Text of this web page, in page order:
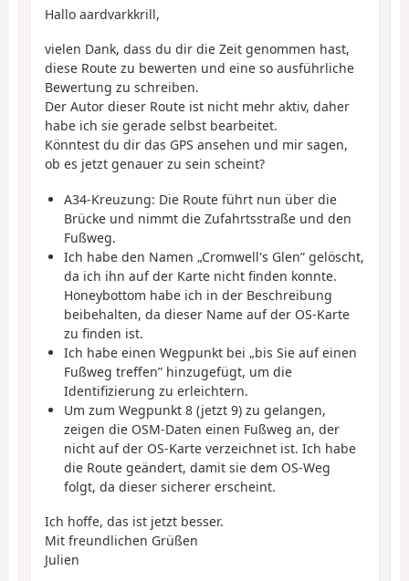
Hallo aardvarkkrill,
vielen Dank, dass du dir die Zeit genommen hast,
diese Route zu bewerten und eine so ausführliche
Bewertung zu schreiben.
Der Autor dieser Route ist nicht mehr aktiv, daher
habe ich sie gerade selbst bearbeitet.
Könntest du dir das GPS ansehen und mir sagen,
ob es jetzt genauer zu sein scheint?
A34-Kreuzung: Die Route führt nun über die
Brücke und nimmt die Zufahrtsstraße und den
Fußweg.
Ich habe den Namen „Cromwell's Glen” gelöscht,
da ich ihn auf der Karte nicht finden konnte.
Honeybottom habe ich in der Beschreibung
beibehalten, da dieser Name auf der OS-Karte
zu finden ist.
Ich habe einen Wegpunkt bei „bis Sie auf einen
Fußweg treffen” hinzugefügt, um die
Identifizierung zu erleichtern.
Um zum Wegpunkt 8 (jetzt 9) zu gelangen,
zeigen die OSM-Daten einen Fußweg an, der
nicht auf der OS-Karte verzeichnet ist. Ich habe
die Route geändert, damit sie dem OS-Weg
folgt, da dieser sicherer erscheint.
Ich hoffe, das ist jetzt besser.
Mit freundlichen Grüßen
Julien